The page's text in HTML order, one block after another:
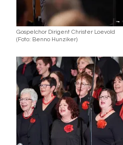
Gospelchor Dirigent Christer Loevold
(Foto: Benno Hunziker)